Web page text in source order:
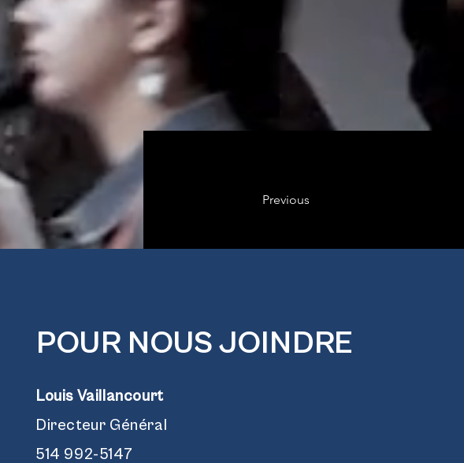
Previous
POUR NOUS JOINDRE
Louis Vaillancourt
Directeur Général
514 992-5147